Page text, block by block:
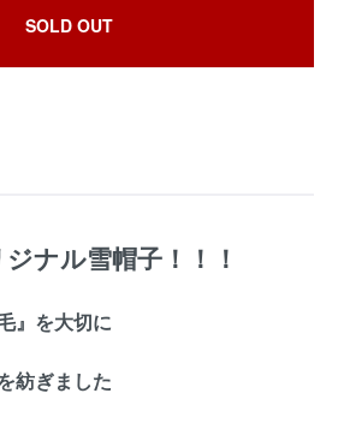
SOLD OUT
ナル雪帽子！！！
』を大切に
紡ぎました